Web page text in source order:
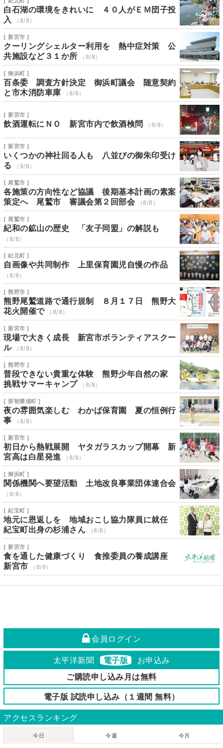
白石湖の環境をきれいに ４０人がＥＭ団子投
入
（8/8）
[ 新宮市 ]
クーリングシェルター利用を 熱中症対策 公
共施設など３１か所
（8/8）
[ 御浜町 ]
百条委 調査方針決定 御浜町議会 随意契約
と市木消防車庫
（8/8）
[ 新宮市 ]
飲酒運転にＮＯ 新宮市内で飲酒検問 （8/8）
[ 新宮市 ]
いくつかの神社回る人も 八並びの御朱印受け
る
（8/8）
[ 尾鷲市 ]
各施策の方向性など協議 後期基本計画の素案
策定へ 尾鷲市 審議会第２回部会
（8/8）
[ 尾鷲市 ]
紀和の鉱山の歴史 「友子同盟」の解説も
（8/8）
[ 紀北町 ]
自画像や共同制作 上里保育園児自慢の作品
（8/8）
[ 熊野市 ]
熊野尾鷲道路で通行規制 ８月１７日 熊野大
花火開催で
（8/8）
[ 新宮市 ]
現場で大きく成長 新宮市ボランティアスクー
ル
（8/8）
[ 熊野市 ]
普段できない貴重な体験 熊野少年自然の家
挑戦サマーキャンプ
（8/8）
[ 那智勝浦町 ]
夜の雰囲気楽しむ わかば保育園 夏の恒例行
事
（8/8）
[ 新宮市 ]
初日から熱戦展開 ヤタガラスカップ開幕 新
宮高は白星発進
（8/8）
[ 御浜町 ]
関係機関へ要望活動 土地改良事業団体連合会
（8/8）
[ 紀宝町 ]
地元に恩返しを 地域おこし協力隊員に就任
紀宝町出身の杉浦さん
（8/8）
[ 新宮市 ]
食を通した健康づくり 食推委員の養成講座
新宮市
（8/8）
会員ログイン
太平洋新聞 電子版
お申込み
ご購読申し込み月は無料
電子版 試読申し込み（１週間 無料）
アクセスランキング
今日 今週 今月